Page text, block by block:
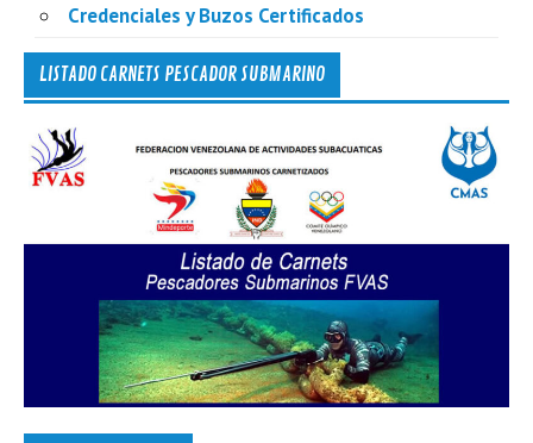
Credenciales y Buzos Certificados
LISTADO CARNETS PESCADOR SUBMARINO